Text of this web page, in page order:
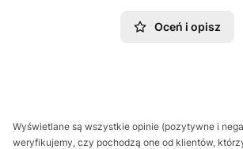
Oceń i opisz
Wyświetlane są wszystkie opinie (pozytywne i
weryfikujemy, czy pochodzą one od klientów,